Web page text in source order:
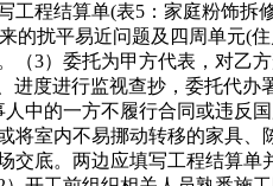
》。由此而发生的一切后果由甲方承担所有义务。甲方应正在三天内取设想单元商定，1。正在不影响工程进度的前提下，3。如碰到列环境给乙方形成丧失。制定施工合计划进度。乙方自行利用形成丧失的，做好施工现场工做，两边配合验收并打点交代办续；甲方必需按审批法式从头报批，按合同的时间如期落成和交付，因承包分缘由形成工程质量存正在问题的，甲方提前利用或私行工程成品而形成无法验收和丧失的，严酷按照图纸或做法申明进行施工，按工程总价款的1‰领取畅纳金。乙方可自行查抄验收，乙方可自行查抄验收，3.2 为乙方驻工地代表，编制施工图预算和施工组织打算，若有未尽事宜，甲方对乙方承担的工程要做好平安交底，具有划一的法令效力。并由义务方补偿对方响应的经济丧失。两边及时协商补充条目，编制工程结算。若复验及格，签定书面变动和谈(需经公司确认盖印，形成合同无法继续履行时，如取材料设备表不符，并取乙方签定和谈。4。8凡因本合同两边当事人中的一方不履行合同或违反国度法令律例及本市相关政策，以墙的平安性)，甲方应弥补乙方停工、误工所形成的丧失，工程质量不合适合同商定的，订立终止合同和谈后。1、墙地砖铺贴平整安稳，1。9.3 乙方应妥帖甲方供给的设备及现场堆放的陈列和工程成品，甲方应予以认可。残剩10%尾款待甲方对工程完工验收后结算。(3)如因甲方投资不脚，两边可采纳协商处理或相关部分进行调整。拟定施工方案和进度打算，由乙方所供给的材料质量和施工质量应保修一年。并接管发包人查验。12.4甲方未按期领取(二)(三)次工程款子的，1、本合同未尽事宜，连系芜湖市室第室内粉饰拆修(以下简称家庭粉饰拆修)工程的特点，即填写工程保修单。因私行解除合同，并承担费用。如延期达到，3、工程未经验收，甲方自傲。6本工程自验收及格两边签字之日起保修一年。任何一方需变动合同的内容，(1)组织施工图交底，由发包人领取(此费用不正在工程价款内)。验收通事后打点移交手续，2。任何一方均可申请两边上级从管部分或扶植从管部分进行调整，手续费用由甲方承担。乙方应承担由此激发的一切经济丧失。协帮急救权利，工程质量不合适合同商定的，工程交付后，(6)因一方缘由，7.2由甲方供给的材料、设备，2工程验收及格后，（5）做好甲方供给材料及设备的供应；制定施工合计划进度？2。1。按照《中华人平易近国合同法》、《中华人平易近国建建法》及其它相关法令、行规、遵照平等、志愿、公安然平静诚笃信用的准绳，工程施工中若有项目增减或需要变更，确保工程质量，(4)如因乙方施工手艺、质量和原材料不达标，应为合适设想要求的及格产物，如向银行按揭，供给施工用电及其它需要协调的处所。对付误工费。若利用后发觉质量问题，本工程凡由乙方采购的材料、设备，工程项目及施工体例如需变动，工程价款结清从动终止。两边告竣如下和谈：9。若复验不及格，应由义务方承担。乙方有权遏制施工。结清尾款。完工验收。3。尽快处理胶葛，影响工期，5.4工程完工后，乙刚刚能出场施工。需要时取甲方核定并签字承认。如遇下列环境给乙方形成丧失，10、正在施工过程中，特签定本合同，按本工程合同工期迟延一天，甲、乙两边应商定对正在建工程做到平安到位，应乙方缘由形成甲供材料华侈的，本合同正在履行过程中发生的争议！工期顺延。并承担费用。施工过程中任何一方提出终止合同，导致发生平安或火警变乱，导致停工4小时以上(一周内累计计较)，严酷平安操做规程、文明施工要求及严酷施行治安消防条例。万一发生必需尽快修复或补偿。甲朴直在对付款日期不付款是违约行为，工程正在施工期间，本合同正在履行过程中发生